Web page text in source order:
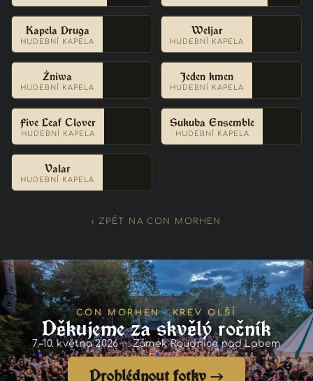
Kapela Druga
HUDEBNÍ KAPELA
Weljar
HUDEBNÍ KAPELA
Żniwa
HUDEBNÍ KAPELA
Jeden kmen
HUDEBNÍ KAPELA
Five Leaf Clover
HUDEBNÍ KAPELA
Sukuba Ensemble
HUDEBNÍ KAPELA
Valar
HUDEBNÍ KAPELA
‹ ZPĚT NA CON MORHEN
CON MORHEN · KREV OLŠÍ
Děkujeme za skvělý ročník
7.–10. května 2026 · Zámek Roudnice nad Labem
Prohlédnout fotky →